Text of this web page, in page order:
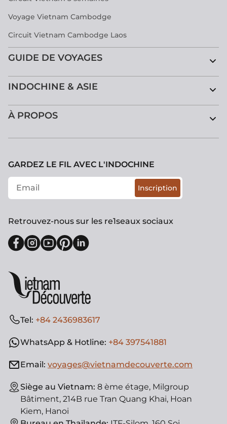
Voyage Vietnam Cambodge
Circuit Vietnam Cambodge Laos
GUIDE DE VOYAGES
INDOCHINE & ASIE
À PROPOS
Tel: +84 2436983617
WhatsApp & Hotline: +84 397541881
Email: voyages@vietnamdecouverte.com
Siège au Vietnam: 8 ème étage, Milgroup
Bâtiment, 214B rue Tran Quang Khai, Hoan
Kiem, Hanoi
GARDEZ LE FIL AVEC L'INDOCHINE
Inscription
Retrouvez-nous sur les re1seaux sociaux